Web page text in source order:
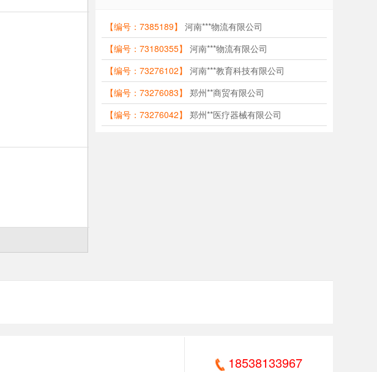
【编号：7385189】 河南***物流有限公司
【编号：73180355】 河南***物流有限公司
【编号：73276102】 河南***教育科技有限公司
【编号：73276083】 郑州**商贸有限公司
【编号：73276042】 郑州**医疗器械有限公司
18538133967